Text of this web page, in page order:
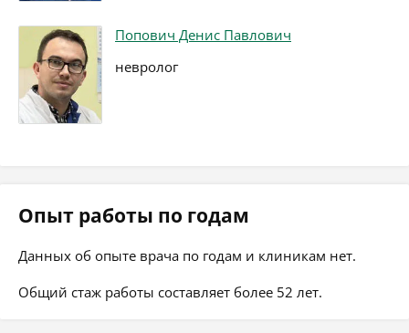
Попович Денис Павлович
невролог
Опыт работы по годам
Данных об опыте врача по годам и клиникам нет.
Общий стаж работы составляет более 52 лет.